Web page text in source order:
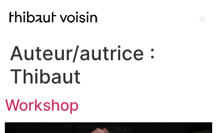
Auteur/autrice :
Thibaut
Workshop